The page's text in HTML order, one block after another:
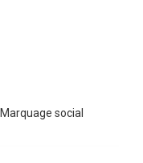
social